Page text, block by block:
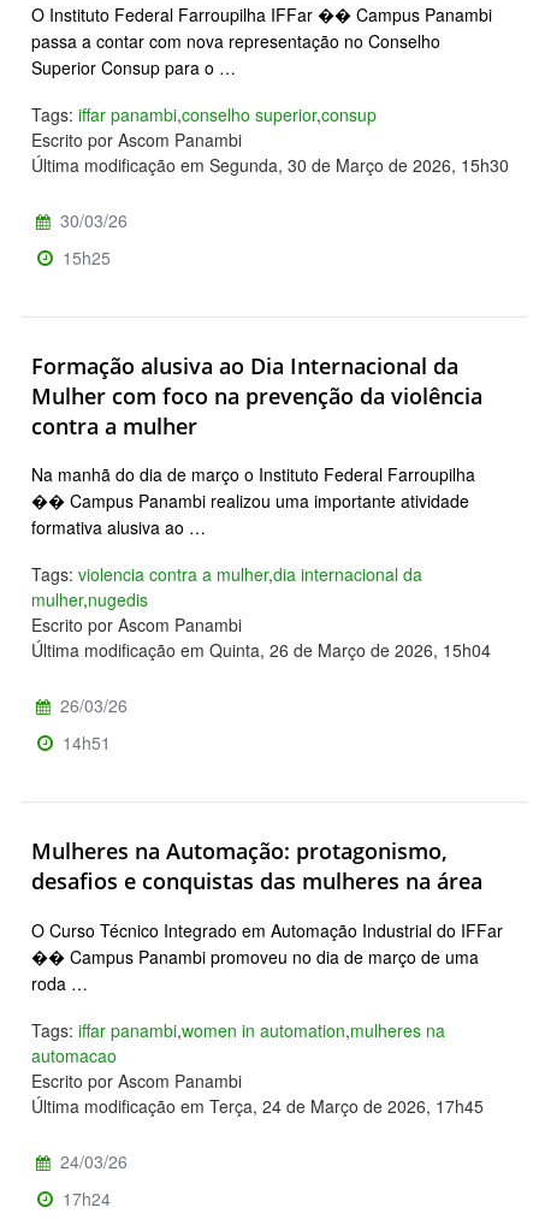
O Instituto Federal Farroupilha IFFar �� Campus Panambi
passa a contar com nova representação no Conselho
Superior Consup para o …
Tags: iffar panambi,conselho superior,consup
Escrito por Ascom Panambi
Última modificação em Segunda, 30 de Março de 2026, 15h30
30/03/26
15h25
Formação alusiva ao Dia Internacional da
Mulher com foco na prevenção da violência
contra a mulher
Na manhã do dia de março o Instituto Federal Farroupilha
�� Campus Panambi realizou uma importante atividade
formativa alusiva ao …
Tags: violencia contra a mulher,dia internacional da
mulher,nugedis
Escrito por Ascom Panambi
Última modificação em Quinta, 26 de Março de 2026, 15h04
26/03/26
14h51
Mulheres na Automação: protagonismo,
desafios e conquistas das mulheres na área
O Curso Técnico Integrado em Automação Industrial do IFFar
�� Campus Panambi promoveu no dia de março de uma
roda …
Tags: iffar panambi,women in automation,mulheres na
automacao
Escrito por Ascom Panambi
Última modificação em Terça, 24 de Março de 2026, 17h45
24/03/26
17h24